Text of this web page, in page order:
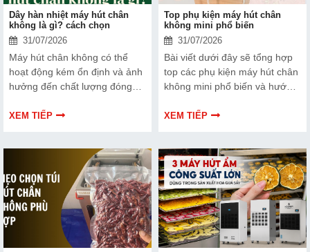
Dây hàn nhiệt máy hút chân
không là gì? cách chọn
31/07/2026
Máy hút chân không có thể
hoạt động kém ổn định và ảnh
hưởng đến chất lượng đóng
Bài viết dưới đây sẽ giúp bạn
XEM TIẾP
Top phụ kiện máy hút chân
không mini phổ biến
31/07/2026
Bài viết dưới đây sẽ tổng hợp
top các phụ kiện máy hút chân
không mini phổ biến và hướng
chuẩn kỹ thuật ngay tại nhà.
XEM TIẾP